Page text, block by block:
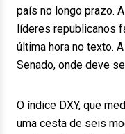
país no longo prazo.
líderes republicanos
última hora no texto.
Senado, onde deve
O índice DXY, que
uma cesta de seis